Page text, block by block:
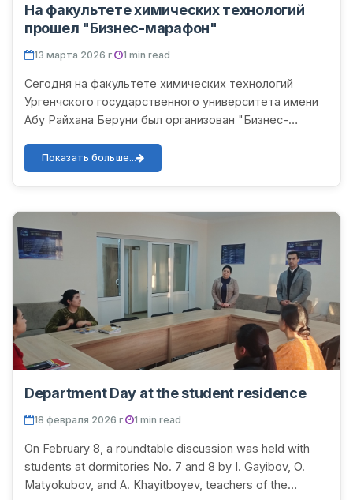
На факультете химических технологий
прошел "Бизнес-марафон"
13 марта 2026 г. 1 min read
Сегодня на факультете химических технологий
Ургенчского государственного университета имени
Абу Райхана Беруни был организован "Бизнес-
навыков студентов и...
Показать больше...
Department Day at the student residence
18 февраля 2026 г. 1 min read
On February 8, a roundtable discussion was held with
students at dormitories No. 7 and 8 by I. Gayibov, O.
Matyokubov, and A. Khayitboyev, teachers of the